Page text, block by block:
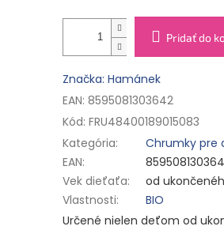
Pridať do
Značka: Hamánek
EAN: 8595081303642
Kód: FRU48400189015083
Kategória:
Chrumky pre
EAN:
Vek dieťaťa:
od
Vlastnosti:
BIO
Určené nielen deťom od